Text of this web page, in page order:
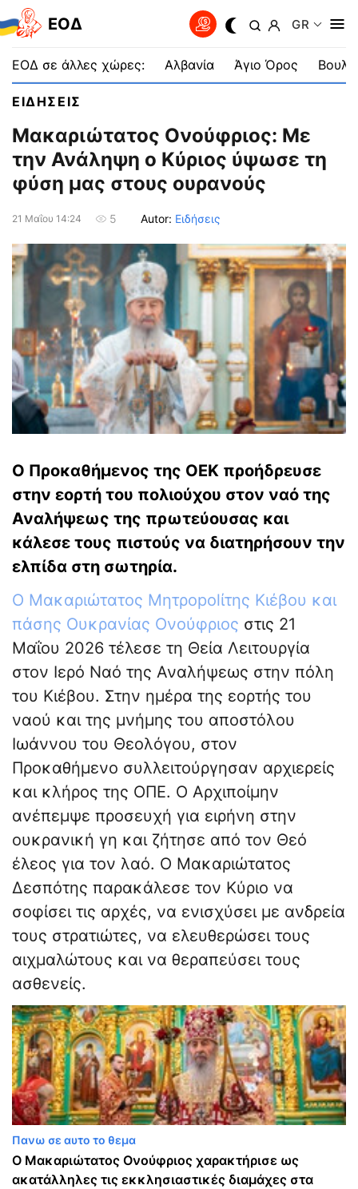
EOΔ GR
ΕΟΔ σε άλλες χώρες: Αλβανία Άγιο Όρος
ΕΙΔΗΣΕΙΣ
Μακαριώτατος Ονούφριος: Με
την Ανάληψη ο Κύριος ύψωσε τη
φύση μας στους ουρανούς
21 Μαΐου 14:24 5 Autor: Ειδήσεις
Ο Προκαθήμενος της ΟΕΚ προήδρευσε
στην εορτή του πολιούχου στον ναό της
Αναλήψεως της πρωτεύουσας και
κάλεσε τους πιστούς να διατηρήσουν την
ελπίδα στη σωτηρία.
Ο Μακαριώτατος Μητρopolίτης Κιέβου και
πάσης Ουκρανίας Ονούφριος στις 21
Μαΐου 2026 τέλεσε τη Θεία Λειτουργία
στον Ιερό Ναό της Αναλήψεως στην πόλη
του Κιέβου. Στην ημέρα της εορτής του
ναού και της μνήμης του αποστόλου
Ιωάννου του Θεολόγου, στον
Προκαθήμενο συλλειτούργησαν αρχιερείς
και κλήρος της ΟΠΕ. Ο Αρχιποίμην
ανέπεμψε προσευχή για ειρήνη στην
ουκρανική γη και ζήτησε από τον Θεό
έλεος για τον λαό. Ο Μακαριώτατος
Δεσπότης παρακάλεσε τον Κύριο να
σοφίσει τις αρχές, να ενισχύσει με ανδρεία
τους στρατιώτες, να ελευθερώσει τους
αιχμαλώτους και να θεραπεύσει τους
ασθενείς.
Πανω σε αυτο το θεμα
Ο Μακαριώτατος Ονούφριος χαρακτήρισε ως
ακατάλληλες τις εκκλησιαστικές διαμάχες στα